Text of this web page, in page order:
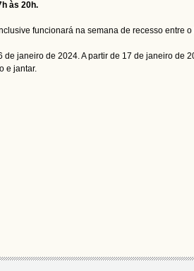
às 20h.
funcionará na semana de recesso entre o
janeiro de 2024. A partir de 17 de janeiro de
e jantar.